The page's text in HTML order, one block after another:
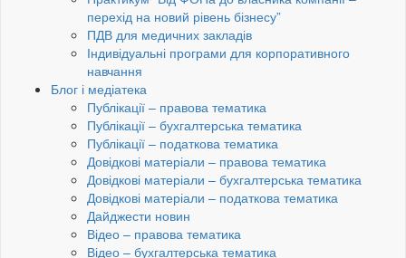
перехід на новий рівень бізнесу”
ПДВ для медичних закладів
Індивідуальні програми для корпоративного
навчання
Блог і медіатека
Публікації – правова тематика
Публікації – бухгалтерська тематика
Публікації – податкова тематика
Довідкові матеріали – правова тематика
Довідкові матеріали – бухгалтерська тематика
Довідкові матеріали – податкова тематика
Дайджести новин
Відео – правова тематика
Відео – бухгалтерська тематика